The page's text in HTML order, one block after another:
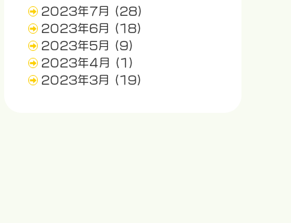
2023年7月
(28)
2023年6月
(18)
2023年5月
(9)
2023年4月
(1)
2023年3月
(19)